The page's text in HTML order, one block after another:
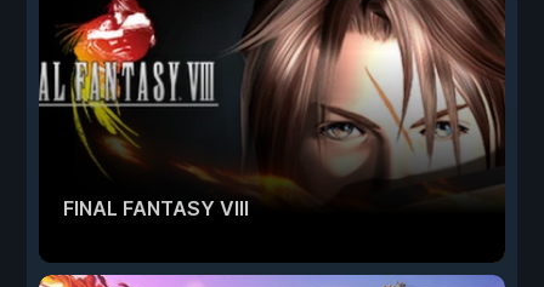
FINAL FANTASY VIII